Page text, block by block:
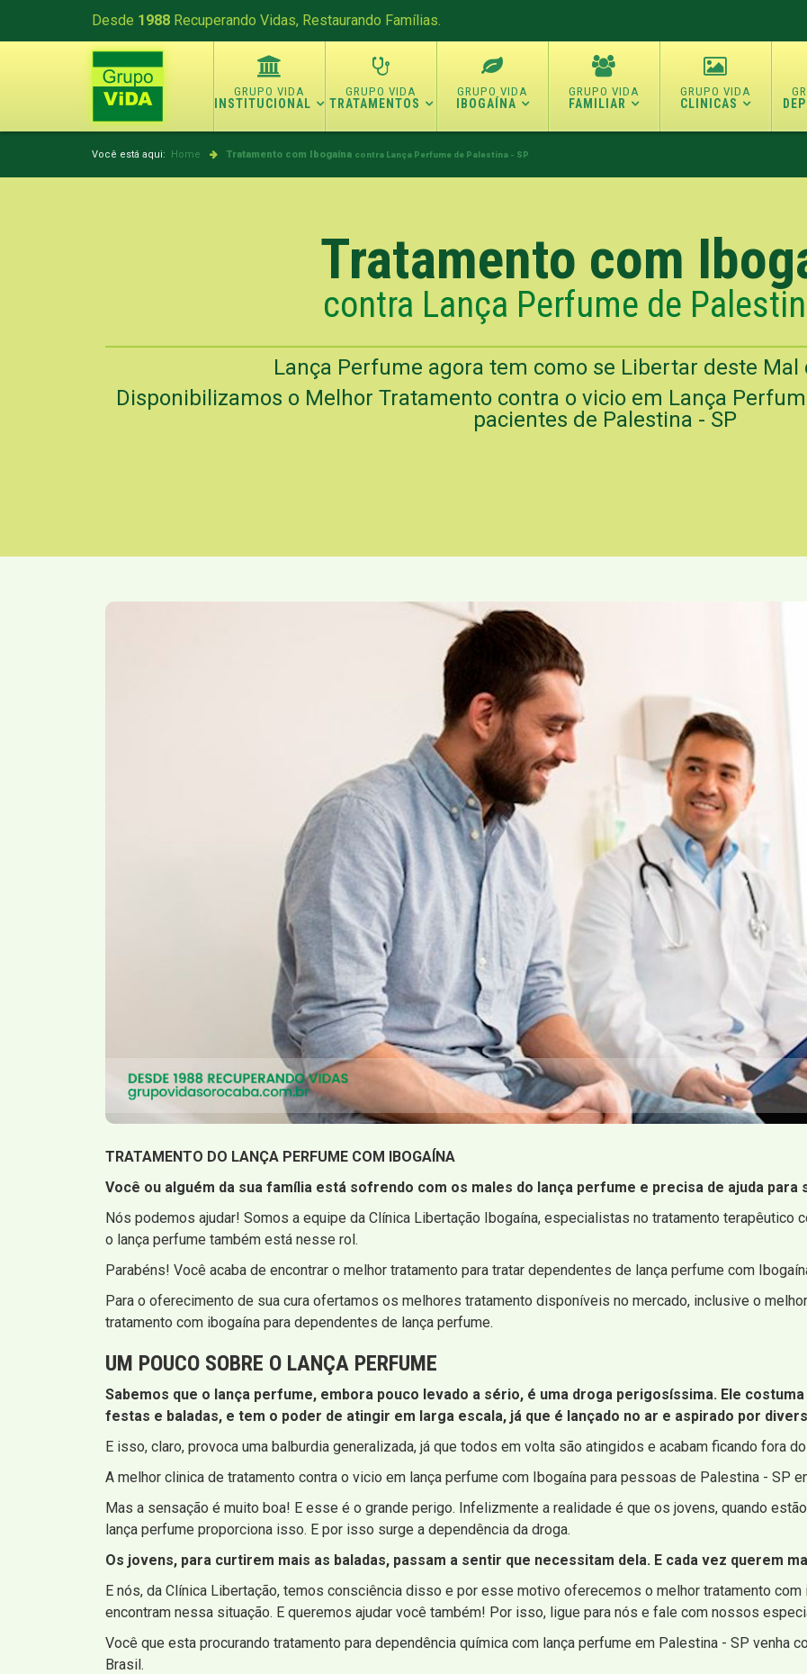
Desde 1988 Recuperando Vidas, Restaurando Famílias.
INSTITUCIONAL TRATAMENTOS IBOGAÍNA FAMILIAR CLINICAS
Você está aqui: Home Tratamento com Ibogaína contra Lança Perfume de Palestina - SP
Tratamento com
contra Lança Perfume de
Lança Perfume agora tem como se Libertar deste Mal
Disponibilizamos o Melhor Tratamento contra o vicio em Lança
pacientes de Palestina - SP
TRATAMENTO DO LANÇA PERFUME COM IBOGAÍNA
Você ou alguém da sua família está sofrendo com os males do lança perfume e precisa de ajuda para
Nós podemos ajudar! Somos a equipe da Clínica Libertação Ibogaína, especialistas no tratamento terapêutico
o lança perfume também está nesse rol.
Parabéns! Você acaba de encontrar o melhor tratamento para tratar dependentes de lança perfume com
Para o oferecimento de sua cura ofertamos os melhores tratamento disponíveis no mercado, inclusive o
tratamento com ibogaína para dependentes de lança perfume.
UM POUCO SOBRE O LANÇA PERFUME
Sabemos que o lança perfume, embora pouco levado a sério, é uma droga perigosíssima. Ele
festas e baladas, e tem o poder de atingir em larga escala, já que é lançado no ar e aspirado por
E isso, claro, provoca uma balburdia generalizada, já que todos em volta são atingidos e acabam ficando fora
A melhor clinica de tratamento contra o vicio em lança perfume com Ibogaína para pessoas de Palestina - SP
Mas a sensação é muito boa! E esse é o grande perigo. Infelizmente a realidade é que os jovens, quando
lança perfume proporciona isso. E por isso surge a dependência da droga.
Os jovens, para curtirem mais as baladas, passam a sentir que necessitam dela. E cada vez querem
E nós, da Clínica Libertação, temos consciência disso e por esse motivo oferecemos o melhor tratamento
encontram nessa situação. E queremos ajudar você também! Por isso, ligue para nós e fale com nossos
Você que esta procurando tratamento para dependência química com lança perfume em Palestina - SP venha
Brasil.